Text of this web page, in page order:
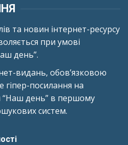
та новин інтернет-ресурсу
при умові
день”.
видань, обов’язковою
посилання на
“Наш день” в першому
систем.